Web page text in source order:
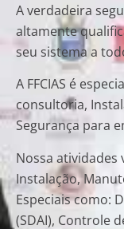
A verdadeira
altamente
seu sistema a
A FFCIAS é
consultoria,
Segurança para
Nossa atividades
Instalação,
Especiais como:
(SDAI), Controle